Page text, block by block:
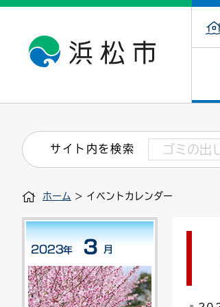
戸籍・住民の手続き
住まい・建築
税金
道路・交通・河川
印鑑登録証明書
道路台帳
子育て・青少年・若者
看護専門学校
小学校一覧
健康・医療
介護保険
文化・芸術
浜松・浜名湖だいすきネット
産業振興
発注情報(入札・契約)
募集
市の概要
外郭団体
職員採用
行政区
会議
附属機関
サイト内を検索
ホーム > イベントカレンダー